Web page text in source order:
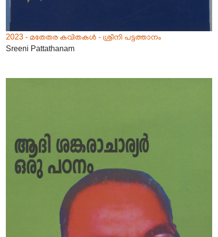
2023 - മതേതര കവിതകൾ - ശ്രീനി പട്ടത്താനം
Sreeni Pattathanam